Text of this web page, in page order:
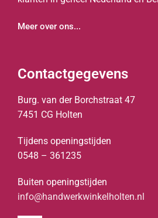
Meer over ons...
Contactgegevens
Burg. van der Borchstraat 47
7451 CG Holten
Tijdens openingstijden
0548 – 361235
Buiten openingstijden
info@handwerkwinkelholten.nl